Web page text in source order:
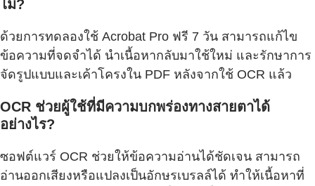
ไม่?
ด้วยการทดลองใช้ Acrobat Pro ฟรี 7 วัน สามารถแก้ไข
ข้อความที่จดจำได้ นำเนื้อหากลับมาใช้ใหม่ และรักษาการ
จัดรูปแบบและเค้าโครงใน PDF หลังจากใช้ OCR แล้ว
OCR ช่วยผู้ใช้ที่มีความบกพร่องทางสายตาได้
อย่างไร?
ซอฟต์แวร์ OCR ช่วยให้ข้อความอ่านได้ชัดเจน สามารถ
อ่านออกเสียงหรือแปลงเป็นอักษรเบรลล์ได้ ทำให้เนื้อหาที่